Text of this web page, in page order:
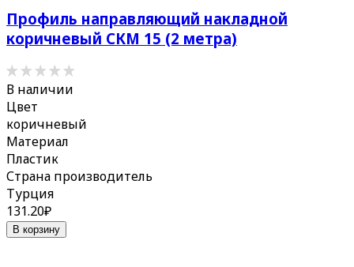
Профиль направляющий накладной
коричневый СКМ 15 (2 метра)
В наличии
Цвет
коричневый
Материал
Пластик
Страна производитель
Турция
131.20₽
В корзину